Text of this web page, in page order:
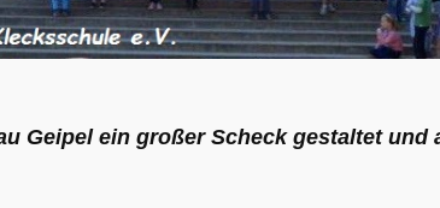
Geipel ein großer Scheck gestaltet